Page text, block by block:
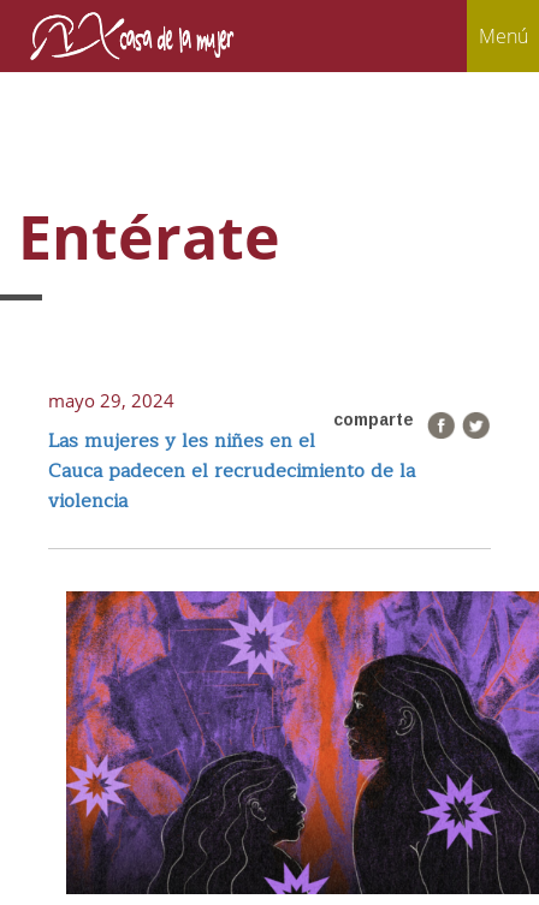
Menú
Entérate
mayo 29, 2024
comparte
Las mujeres y les niñes en el
Cauca padecen el recrudecimiento de la
violencia